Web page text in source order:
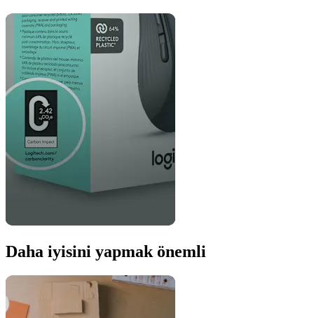
Daha iyisini yapmak önemli